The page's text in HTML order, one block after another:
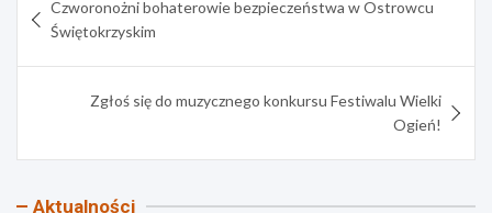
wpisu
Czworonożni bohaterowie bezpieczeństwa w Ostrowcu
Świętokrzyskim
Zgłoś się do muzycznego konkursu Festiwalu Wielki
Ogień!
Aktualności